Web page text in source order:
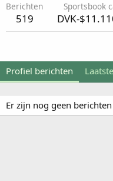
Berichten
519
Sportsbook
DVK-
Profiel berichten
Er zijn nog geen